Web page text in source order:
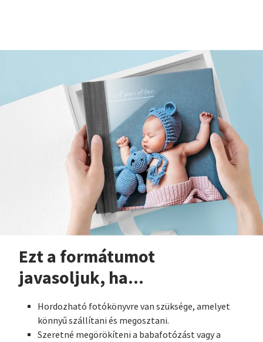
Ezt a formátumot
javasoljuk, ha...
Hordozható fotókönyvre van szüksége, amelyet
könnyű szállítani és megosztani.
Szeretné megörökíteni a babafotózást vagy a